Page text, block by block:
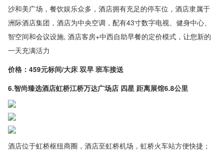
沙和美广场，餐饮娱乐众多，酒店拥有充足的停车位，酒店隶属于
洲际酒店集团，酒店为中央空调，配有43寸数字电视、健身中心、
智空间和会议设施, 酒店客房+中西自助早餐的定价模式，让您新的
一天充满活力
价格：459元标间/大床 双早 班车接送
6.智尚臻选酒店虹桥江桥万达广场店 四星 距离展馆6.8公里
酒店位于虹桥枢纽商圈，酒店至虹桥机场，虹桥火车站方便快捷；